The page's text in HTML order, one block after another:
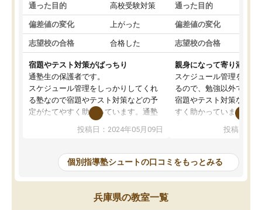
通った目的 高校受験対策
偏差値の変化 上がった
志望校の合格 合格した
宿題やテスト対策がばっちり
通塾生の保護者です。
スケジュール管理をしっかりしてくれ
る塾なので宿題やテスト対策などの予
定がたてやすく助かっています。通塾
して成績も伸び、これからも通わせよ
うと思っています。
投稿日：2024年05月09日
通った目的
偏差値の変化
志望校の合格
親身になって寄り添って
スケジュール管理をしっ
るので、勉強以外でも忙
宿題やテスト対策などの
すく助かっています。
れているので、これか
投稿日：
個別指導塾シュートの口コミをもっとみる
兵庫県の教室一覧